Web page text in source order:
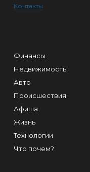
Контакты
Финансы
Недвижимость
Авто
Происшествия
Афиша
Жизнь
Технологии
Что почем?